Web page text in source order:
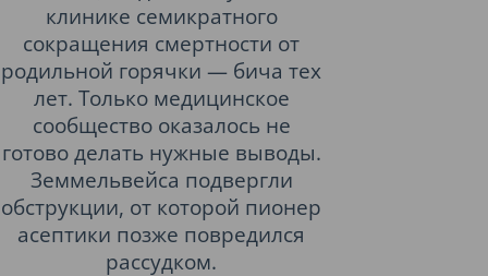
клинике семикратного
сокращения смертности от
родильной горячки — бича тех
лет. Только медицинское
сообщество оказалось не
готово делать нужные выводы.
Земмельвейса подвергли
обструкции, от которой пионер
асептики позже повредился
рассудком.